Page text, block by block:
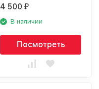
4 500₽
В наличии
Посмотреть